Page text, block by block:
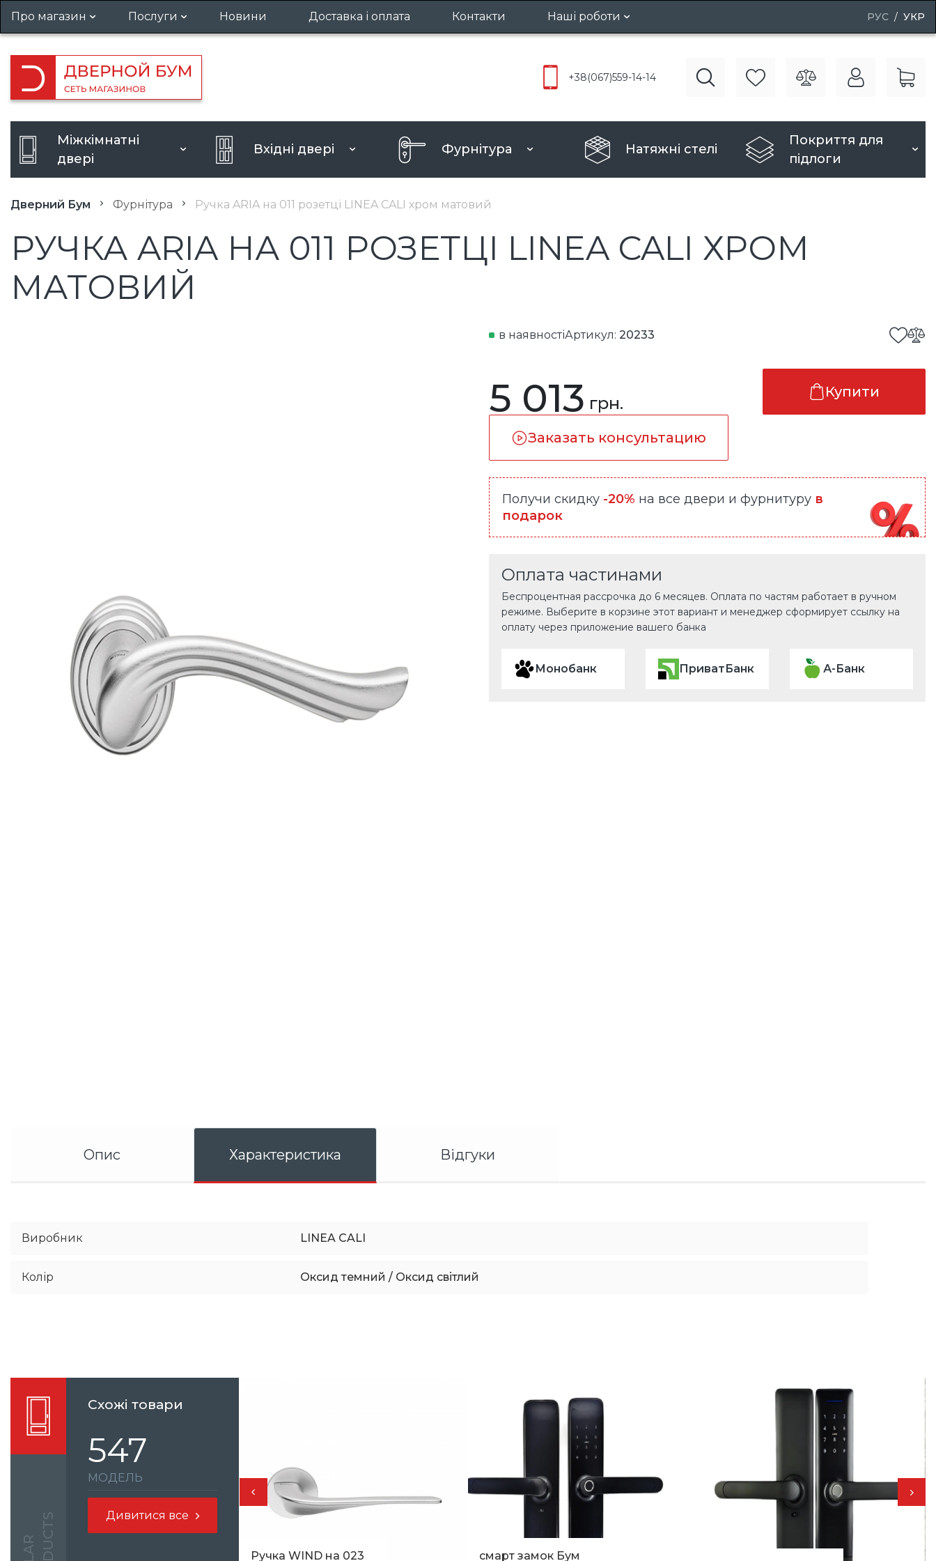
РУС УКР
Про магазин
Гарантія та повернення
Вакансії
Кредит
Послуги
Установка дверей
Виклик замірника
Посилення дверного отвору
Розширення дверного отвору
Новини Доставка і оплата Контакти Наші роботи
+38(067)559-14-14
Міжкімнатні
двері
Вхідні двері Фурнітура Натяжні стелі
Покриття для
підлоги
Дверний Бум Фурнітура Ручка ARIA на 011 розетці LINEA CALI хром матовий
РУЧКА ARIA НА 011 РОЗЕТЦІ LINEA CALI ХРОМ
МАТОВИЙ
в наявностіАртикул: 20233
5 013 грн.
Купити
Заказать консультацию
Получи скидку -20% на все двери и фурнитуру в
подарок
Оплата частинами
Беспроцентная рассрочка до 6 месяцев. Оплата по частям работает в ручном
режиме. Выберите в корзине этот вариант и менеджер сформирует ссылку на
оплату через приложение вашего банка
Монобанк ПриватБанк А-Банк
Опис Характеристика Відгуки
Виробник LINEA CALI
Колір Оксид темний / Оксид світлий
Схожі товари
547
МОДЕЛЬ
Дивитися все
Ручка WIND на 023
смарт замок Бум